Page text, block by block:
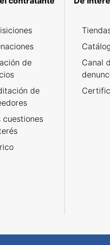
de
de
cuestiones
Canal